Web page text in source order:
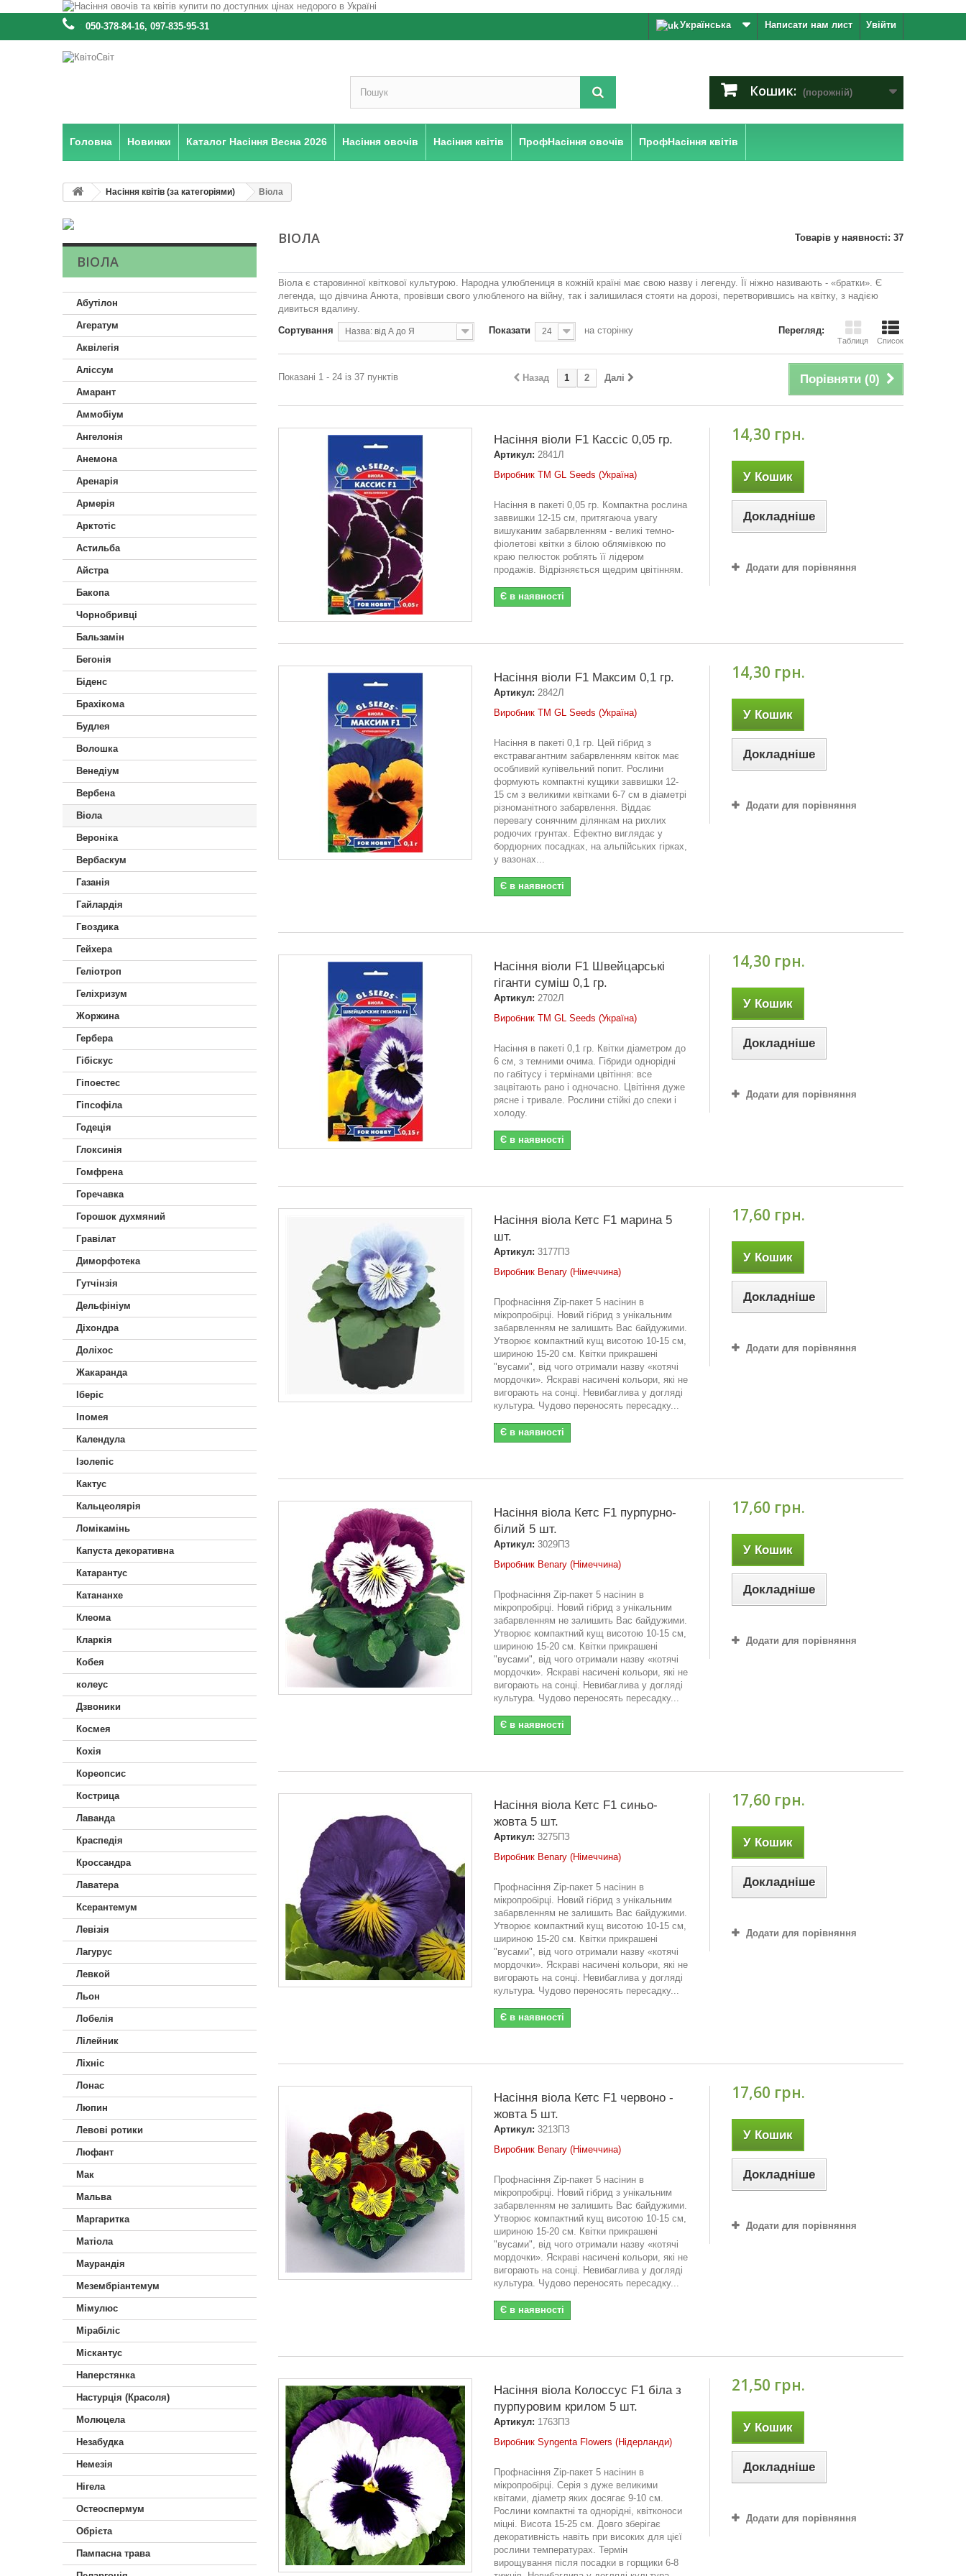
Увійти
Написати нам лист
: 050-378-84-16, 097-835-95-31 Українська
Кошик: (порожній)
Головна Новинки Каталог Насіння Весна 2026 Насіння овочів Насіння квітів ПрофНасіння овочів ПрофНасіння квітів
Насіння квітів (за категоріями) Віола
ВІОЛА
Абутілон
Агератум
Аквілегія
Аліссум
Амарант
Аммобіум
Ангелонія
Анемона
Аренарія
Армерія
Арктотiс
Астильба
Айстра
Бакопа
Чорнобривці
Бальзамін
Бегонія
Біденс
Брахікома
Будлея
Волошка
Венедіум
Вербена
Віола
Вероніка
Вербаскум
Газанія
Гайлардія
Гвоздика
Гейхера
Геліотроп
Геліхризум
Жоржина
Гербера
Гібіскус
Гіпоестес
Гіпсофіла
Годеція
Глоксинія
Гомфрена
Горечавка
Горошок духмяний
Гравілат
Диморфотека
Гутчінзія
Дельфініум
Діхондра
Доліхос
Жакаранда
Іберiс
Іпомея
Календула
Ізолепіс
Кактус
Кальцеолярія
Ломікамінь
Капуста декоративна
Катарантус
Катананхе
Клеома
Кларкія
Кобея
колеус
Дзвоники
Космея
Кохія
Кореопсис
Кострица
Лаванда
Краспедія
Кроссандра
Лаватера
Ксерантемум
Левізія
Лагурус
Левкой
Льон
Лобелія
Лілейник
Ліхніс
Лонас
Люпин
Левові ротики
Люфант
Мак
Мальва
Маргаритка
Матіола
Маурандія
Мезембріантемум
Мімулюс
Мірабіліс
Міскантус
Наперстянка
Настурція (Красоля)
Молюцела
Незабудка
Немезiя
Нігела
Остеоспермум
Обрієта
Пампасна трава
ВІОЛА Товарів у наявності: 37
Віола є старовинної квіткової культурою. Народна улюблениця в кожній країні має свою назву і легенду. Її ніжно називають - «братки». Є
легенда, що дівчина Анюта, провівши свого улюбленого на війну, так і залишилася стояти на дорозі, перетворившись на квітку, з надією
дивиться вдалину.
Перегляд:
Таблиця Список
Сортування Назва: від А до Я Показати 24 на сторінку
Порівняти (0)
Назад 1 2 Далі
Показані 1 - 24 із 37 пунктів
Насіння вiоли F1 Кассіс 0,05 гр.
Артикул: 2841Л
Виробник ТМ GL Seeds (Україна)
Насіння в пакеті 0,05 гр. Компактна рослина
заввишки 12-15 см, притягаюча увагу
вишуканим забарвленням - великі темно-
фіолетові квітки з білою облямівкою по
краю пелюсток роблять її лідером
продажів. Відрізняється щедрим цвітінням.
Є в наявності
14,30 грн.
У Кошик
Докладніше
Додати для порівняння
Насіння вiоли F1 Максим 0,1 гр.
Артикул: 2842Л
Виробник ТМ GL Seeds (Україна)
Насіння в пакеті 0,1 гр. Цей гібрид з
екстравагантним забарвленням квіток має
особливий купівельний попит. Рослини
формують компактні кущики заввишки 12-
15 см з великими квітками 6-7 см в діаметрі
різноманітного забарвлення. Віддає
перевагу сонячним ділянкам на рихлих
родючих грунтах. Ефектно виглядає у
бордюрних посадках, на альпійських гірках,
у вазонах...
Є в наявності
14,30 грн.
У Кошик
Докладніше
Додати для порівняння
Насіння вiоли F1 Швейцарськi
гiганти суміш 0,1 гр.
Артикул: 2702Л
Виробник ТМ GL Seeds (Україна)
Насіння в пакеті 0,1 гр. Квітки діаметром до
6 см, з темними очима. Гібриди однорідні
по габітусу і термінами цвітіння: все
зацвітають рано і одночасно. Цвітіння дуже
рясне і тривале. Рослини стійкі до спеки і
холоду.
Є в наявності
14,30 грн.
У Кошик
Докладніше
Додати для порівняння
Насіння віола Кетс F1 марина 5
шт.
Артикул: 3177ПЗ
Виробник Benary (Німеччина)
Профнасіння Zip-пакет 5 насінин в
мікропробірці. Новий гібрид з унікальним
забарвленням не залишить Вас байдужими.
Утворює компактний кущ висотою 10-15 см,
шириною 15-20 см. Квітки прикрашені
"вусами", від чого отримали назву «котячі
мордочки». Яскраві насичені кольори, які не
вигорають на сонці. Невибаглива у догляді
культура. Чудово переносять пересадку...
Є в наявності
17,60 грн.
У Кошик
Докладніше
Додати для порівняння
Насіння віола Кетс F1 пурпурно-
білий 5 шт.
Артикул: 3029ПЗ
Виробник Benary (Німеччина)
Профнасіння Zip-пакет 5 насінин в
мікропробірці. Новий гібрид з унікальним
забарвленням не залишить Вас байдужими.
Утворює компактний кущ висотою 10-15 см,
шириною 15-20 см. Квітки прикрашені
"вусами", від чого отримали назву «котячі
мордочки». Яскраві насичені кольори, які не
вигорають на сонці. Невибаглива у догляді
культура. Чудово переносять пересадку...
Є в наявності
17,60 грн.
У Кошик
Докладніше
Додати для порівняння
Насіння віола Кетс F1 синьо-
жовта 5 шт.
Артикул: 3275ПЗ
Виробник Benary (Німеччина)
Профнасіння Zip-пакет 5 насінин в
мікропробірці. Новий гібрид з унікальним
забарвленням не залишить Вас байдужими.
Утворює компактний кущ висотою 10-15 см,
шириною 15-20 см. Квітки прикрашені
"вусами", від чого отримали назву «котячі
мордочки». Яскраві насичені кольори, які не
вигорають на сонці. Невибаглива у догляді
культура. Чудово переносять пересадку...
Є в наявності
17,60 грн.
У Кошик
Докладніше
Додати для порівняння
Насіння віола Кетс F1 червоно -
жовта 5 шт.
Артикул: 3213ПЗ
Виробник Benary (Німеччина)
Профнасіння Zip-пакет 5 насінин в
мікропробірці. Новий гібрид з унікальним
забарвленням не залишить Вас байдужими.
Утворює компактний кущ висотою 10-15 см,
шириною 15-20 см. Квітки прикрашені
"вусами", від чого отримали назву «котячі
мордочки». Яскраві насичені кольори, які не
вигорають на сонці. Невибаглива у догляді
культура. Чудово переносять пересадку...
Є в наявності
17,60 грн.
У Кошик
Докладніше
Додати для порівняння
Насіння віола Колоссус F1 біла з
пурпуровим крилом 5 шт.
Артикул: 1763ПЗ
Виробник Syngenta Flowers (Нідерланди)
Профнасіння Zip-пакет 5 насінин в
мікропробірці. Серія з дуже великими
квітами, діаметр яких досягає 9-10 см.
Рослини компактні та однорідні, квітконоси
міцні. Висота 15-25 см. Довго зберігає
декоративність навіть при високих для цієї
рослини температурах. Термін
вирощування після посадки в горщики 6-8
21,50 грн.
У Кошик
Докладніше
Додати для порівняння